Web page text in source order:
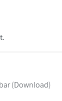
(Download)